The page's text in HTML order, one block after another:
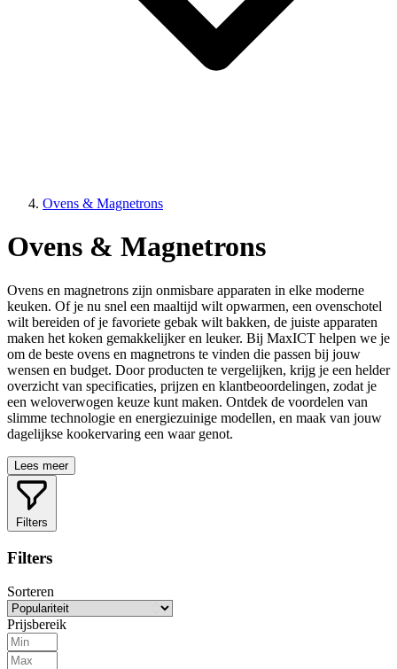
Ovens & Magnetrons
Ovens & Magnetrons
Ovens en magnetrons zijn onmisbare apparaten in elke moderne
keuken. Of je nu snel een maaltijd wilt opwarmen, een ovenschotel
wilt bereiden of je favoriete gebak wilt bakken, de juiste apparaten
maken het koken gemakkelijker en leuker. Bij MaxICT helpen we je
om de beste ovens en magnetrons te vinden die passen bij jouw
wensen en budget. Door producten te vergelijken, krijg je een helder
overzicht van specificaties, prijzen en klantbeoordelingen, zodat je
een weloverwogen keuze kunt maken. Ontdek de voordelen van
slimme technologie en energiezuinige modellen, en maak van jouw
dagelijkse kookervaring een waar genot.
Lees meer
Filters
Filters
Sorteren
Prijsbereik